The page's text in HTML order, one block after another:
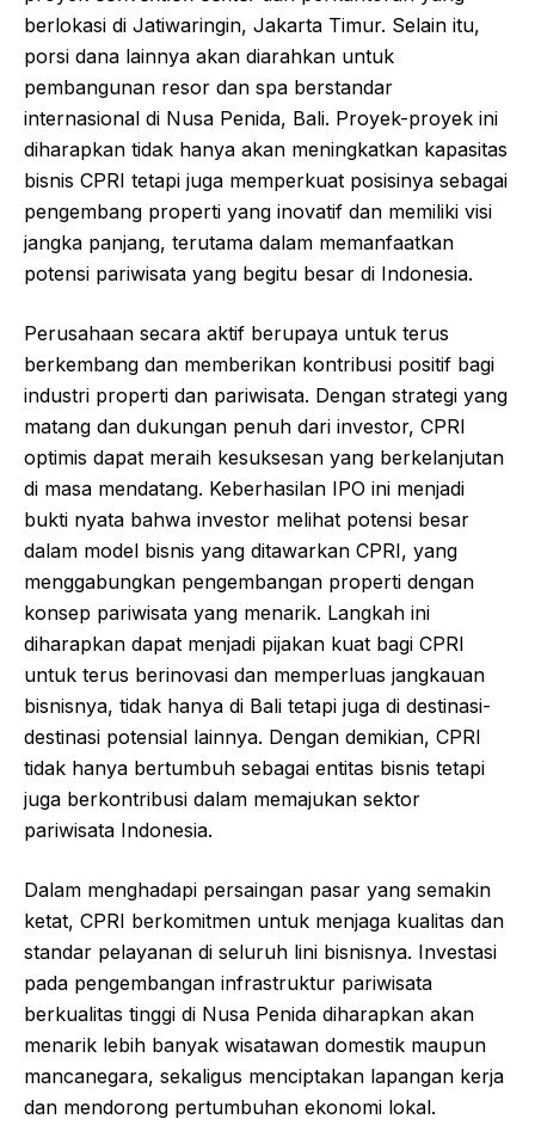
berlokasi di Jatiwaringin, Jakarta Timur. Selain itu,
porsi dana lainnya akan diarahkan untuk
pembangunan resor dan spa berstandar
internasional di Nusa Penida, Bali. Proyek-proyek ini
diharapkan tidak hanya akan meningkatkan kapasitas
bisnis CPRI tetapi juga memperkuat posisinya sebagai
pengembang properti yang inovatif dan memiliki visi
jangka panjang, terutama dalam memanfaatkan
potensi pariwisata yang begitu besar di Indonesia.
Perusahaan secara aktif berupaya untuk terus
berkembang dan memberikan kontribusi positif bagi
industri properti dan pariwisata. Dengan strategi yang
matang dan dukungan penuh dari investor, CPRI
optimis dapat meraih kesuksesan yang berkelanjutan
di masa mendatang. Keberhasilan IPO ini menjadi
bukti nyata bahwa investor melihat potensi besar
dalam model bisnis yang ditawarkan CPRI, yang
menggabungkan pengembangan properti dengan
konsep pariwisata yang menarik. Langkah ini
diharapkan dapat menjadi pijakan kuat bagi CPRI
untuk terus berinovasi dan memperluas jangkauan
bisnisnya, tidak hanya di Bali tetapi juga di destinasi-
destinasi potensial lainnya. Dengan demikian, CPRI
tidak hanya bertumbuh sebagai entitas bisnis tetapi
juga berkontribusi dalam memajukan sektor
pariwisata Indonesia.
Dalam menghadapi persaingan pasar yang semakin
ketat, CPRI berkomitmen untuk menjaga kualitas dan
standar pelayanan di seluruh lini bisnisnya. Investasi
pada pengembangan infrastruktur pariwisata
berkualitas tinggi di Nusa Penida diharapkan akan
menarik lebih banyak wisatawan domestik maupun
mancanegara, sekaligus menciptakan lapangan kerja
dan mendorong pertumbuhan ekonomi lokal.